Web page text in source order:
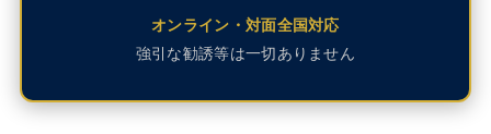
オンライン・対面全国対応
強引な勧誘等は一切ありません